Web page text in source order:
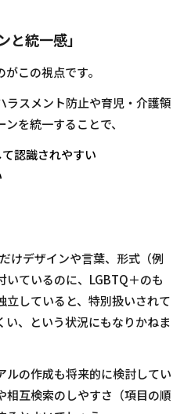
と統一感」
この視点です。
ラスメント防止や育児・介護領
を統一することで、
認識されやすい
けデザインや言葉、形式（例
ているのに、 LGBTQ＋のも
立していると、特別扱いされて
い、という状況にもなりかねま
ルの作成も将来的に検討してい
相互検索のしやすさ（項目の順